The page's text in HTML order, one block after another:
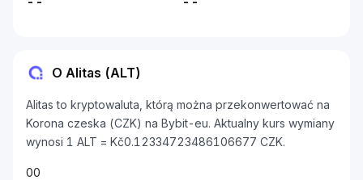
O Alitas (ALT)
Alitas to kryptowaluta, którą można przekonwertować na
Korona czeska (CZK) na Bybit-eu. Aktualny kurs wymiany
wynosi 1 ALT = Kč0.12334723486106677 CZK.
00